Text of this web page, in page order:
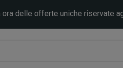
ora delle offerte uniche riservate